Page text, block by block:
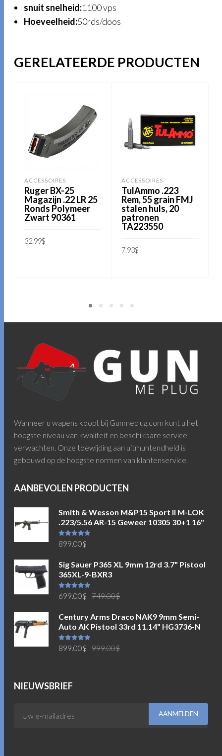
snuit snelheid:1100 vps
Hoeveelheid:50rds/doos
GERELATEERDE PRODUCTEN
ACCESSOIRES
Ruger BX-25
Magazijn .22 LR 25
Ronds Polymeer
Zwart 90361
32.99$
ACCESSOIRES
TulAmmo .223
Rem, 55 grain FMJ
stalen huls, 20
patronen
TA223550
7.93$
Wanneer u wapens koopt bij Gunmeplug.com kunt u het
hoogste niveau van kwaliteit en beschikbare service
verwachten. Onze toewijding aan uitmuntendheid is
gebouwd op de hoogste normen van klantenservice.
AANBEVOLEN PRODUCTEN
Smith & Wesson M&P15 Sport II M-LOK
.223/5.56 AR-15 Geweer 10305 30+1 16"
Waardering
5.00uit 5
899.00$
Sig Sauer P365 XL 9mm 12rd 3.7" Pistool
365XL-9-BXR3
Waardering
5.00uit 5 749.00$
was:
749.00$.
699.00$
is:
699.00$.
Century Arms Draco NAK9 9mm Semi-
Auto AK Pistool 33rd 11.14" HG3736-N
Waardering
5.00uit 5 999.00$
899.00$
NIEUWSBRIEF